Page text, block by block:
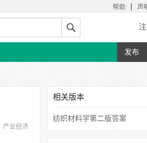
帮助 | 声
发布
产业经济
相关版本
纺织材料学第二版答案